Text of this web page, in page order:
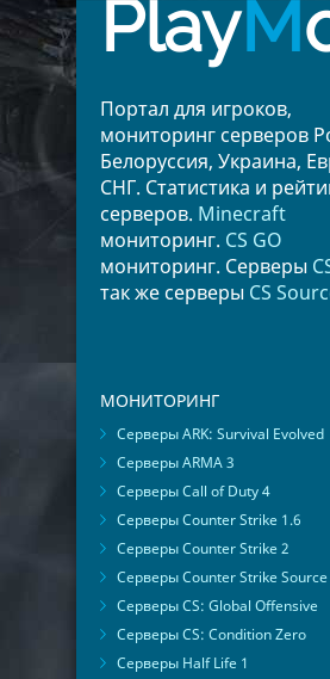
PlayM
Портал для игроков,
мониторинг серверов
Белоруссия, Украина,
СНГ. Статистика и
серверов. Minecraft
мониторинг. CS GO
мониторинг. Серверы
так же серверы CS
МОНИТОРИНГ
Серверы ARK: Survival Evolved
Серверы ARMA 3
Серверы Call of Duty 4
Серверы Counter Strike 1.6
Серверы Counter Strike 2
Серверы Counter Strike Source
Серверы CS: Global Offensive
Серверы CS: Condition Zero
Серверы Half Life 1